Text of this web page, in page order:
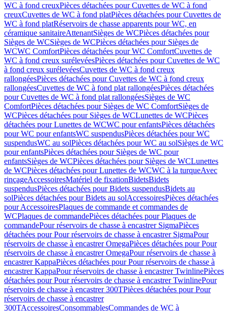
WC à fond creuxPièces détachées pour Cuvettes de WC à fond
creuxCuvettes de WC à fond platPièces détachées pour Cuvettes de
WC à fond platRéservoirs de chasse apparents pour WC, en
céramique sanitaireAttenantSièges de WCPièces détachées pour
Sièges de WCSièges de WCPièces détachées pour Sièges de
WCWC ComfortPièces détachées pour WC ComfortCuvettes de
WC à fond creux surélevéesPièces détachées pour Cuvettes de WC
à fond creux surélevéesCuvettes de WC à fond creux
rallongéesPièces détachées pour Cuvettes de WC à fond creux
rallongéesCuvettes de WC à fond plat rallongéesPièces détachées
pour Cuvettes de WC à fond plat rallongéesSièges de WC
ComfortPièces détachées pour Sièges de WC ComfortSièges de
WCPièces détachées pour Sièges de WCLunettes de WCPièces
détachées pour Lunettes de WCWC pour enfantsPièces détachées
pour WC pour enfantsWC suspendusPièces détachées pour WC
suspendusWC au solPièces détachées pour WC au solSièges de WC
pour enfantsPièces détachées pour Sièges de WC pour
enfantsSièges de WCPièces détachées pour Sièges de WCLunettes
de WCPièces détachées pour Lunettes de WCWC à la turqueAvec
rinçageAccessoiresMatériel de fixationBidetsBidets
suspendusPièces détachées pour Bidets suspendusBidets au
solPièces détachées pour Bidets au solAccessoiresPièces détachées
pour AccessoiresPlaques de commande et commandes de
WCPlaques de commandePièces détachées pour Plaques de
commandePour réservoirs de chasse à encastrer SigmaPièces
détachées pour Pour réservoirs de chasse à encastrer SigmaPour
réservoirs de chasse à encastrer OmegaPièces détachées pour Pour
réservoirs de chasse à encastrer OmegaPour réservoirs de chasse à
encastrer KappaPièces détachées pour Pour réservoirs de chasse à
encastrer KappaPour réservoirs de chasse à encastrer TwinlinePièces
détachées pour Pour réservoirs de chasse à encastrer TwinlinePour
réservoirs de chasse à encastrer 300TPièces détachées pour Pour
réservoirs de chasse à encastrer
300TAccessoiresConsommablesCommandes de WC à